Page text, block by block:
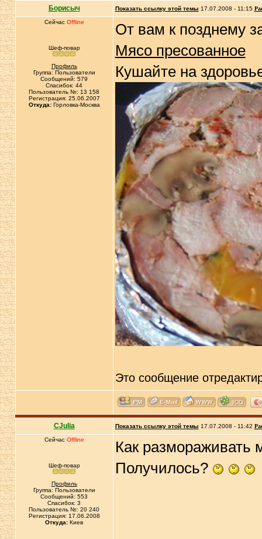
Борисыч Показать ссылку этой темы 17.07.2008 - 11:15
Сейчас Offline
Шеф-повар
Профиль
Группа: Пользователи
Сообщений: 579
Спасибок: 44
Пользователь №: 13 158
Регистрация: 25.06.2007
Откуда:Горловка-Москва
От вам к позднему
Мясо пресованное
Кушайте на
Это сообщение
CJulia Показать ссылку этой темы 17.07.2008 - 11:42
Сейчас Offline
Шеф-повар
Профиль
Группа: Пользователи
Сообщений: 553
Спасибок: 3
Пользователь №: 20 240
Регистрация: 17.06.2008
Откуда: Киев
Как размораживать
Получилось?